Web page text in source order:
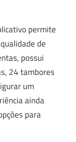
permite
de
possui
24 tambores
um
ainda
para